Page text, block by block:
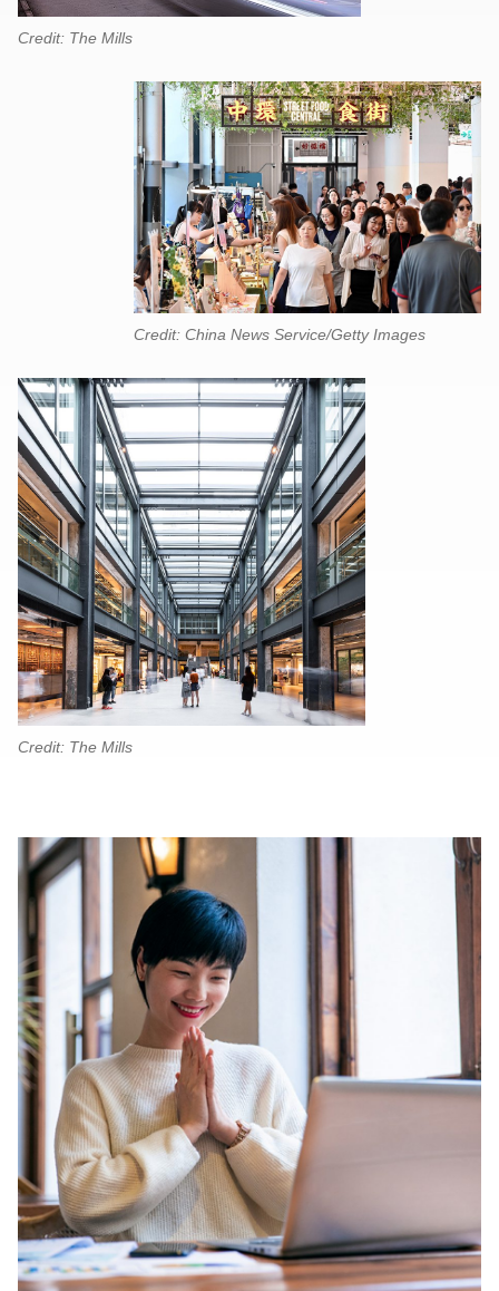
Credit: The Mills
Credit: China News Service/Getty Images
Credit: The Mills